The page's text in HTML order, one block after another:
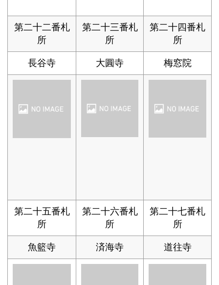
第二十二番札
所
第二十三番札
所
第二十四番札
所
長谷寺 大圓寺 梅窓院
第二十五番札
所
第二十六番札
所
第二十七番札
所
魚籃寺 済海寺 道往寺